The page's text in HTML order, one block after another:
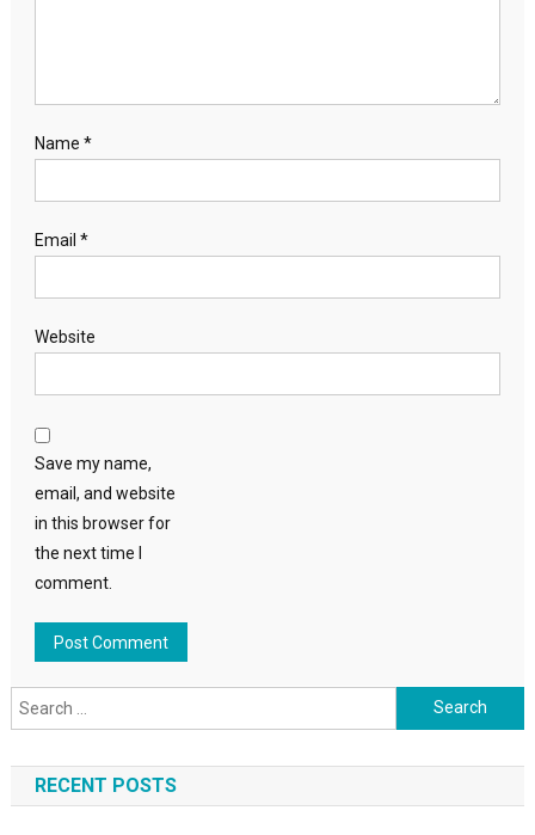
Name *
Email *
Website
Save my name,
email, and website
in this browser for
the next time I
comment.
Search
for:
RECENT POSTS